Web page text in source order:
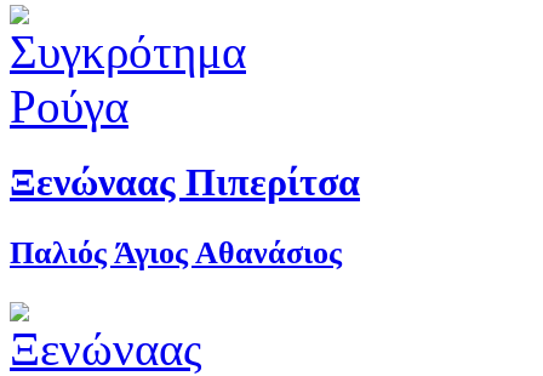
Ξενώναας Πιπερίτσα
Παλιός Άγιος Αθανάσιος